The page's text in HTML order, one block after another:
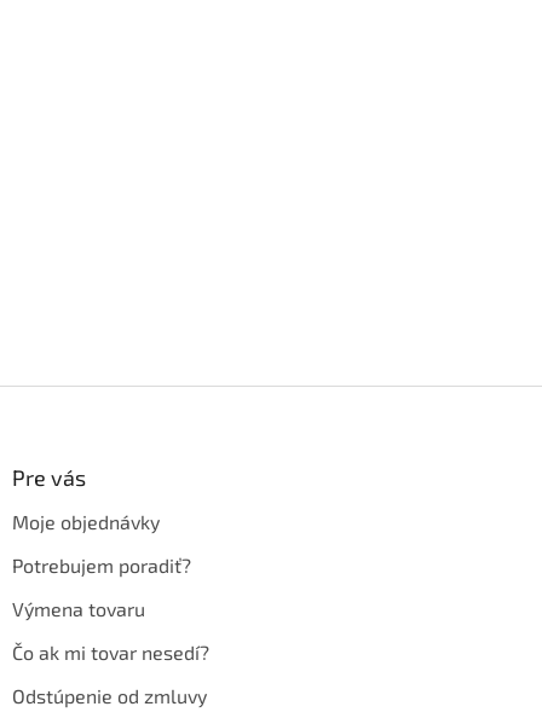
Pre vás
Moje objednávky
Potrebujem poradiť?
Výmena tovaru
Čo ak mi tovar nesedí?
Odstúpenie od zmluvy